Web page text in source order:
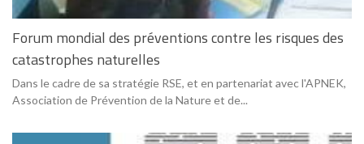
Forum mondial des préventions contre les risques des
catastrophes naturelles
Dans le cadre de sa stratégie RSE, et en partenariat avec l'APNEK,
Association de Prévention de la Nature et de...